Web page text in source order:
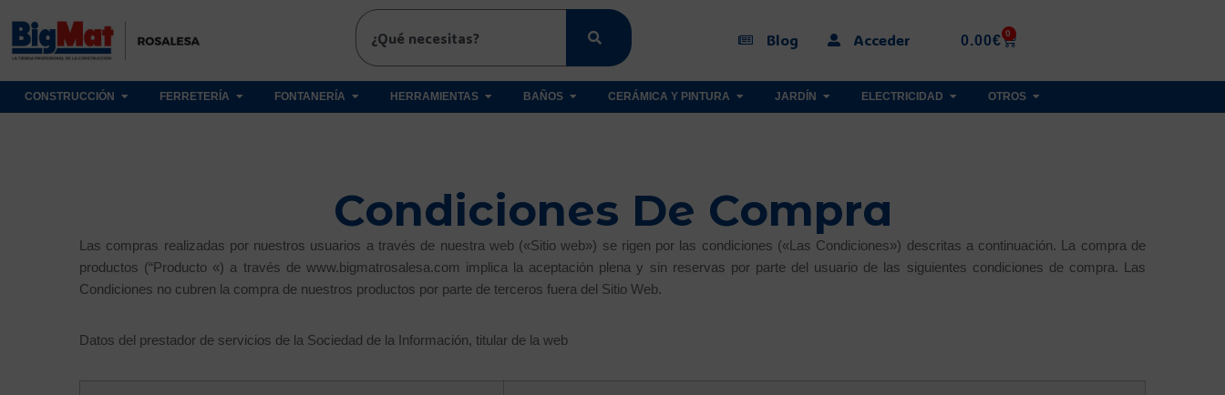
Blog Acceder 0.00€ 0
CONSTRUCCIÓN FERRETERÍA FONTANERÍA HERRAMIENTAS BAÑOS CERÁMICA Y PINTURA JARDÍN ELECTRICIDAD OTROS
Condiciones De Compra
Las compras realizadas por nuestros usuarios a través de nuestra web («Sitio web») se rigen por las condiciones («Las Condiciones») descritas a continuación. La compra de
productos (“Producto «) a través de www.bigmatrosalesa.com implica la aceptación plena y sin reservas por parte del usuario de las siguientes condiciones de compra. Las
Condiciones no cubren la compra de nuestros productos por parte de terceros fuera del Sitio Web.
Datos del prestador de servicios de la Sociedad de la Información, titular de la web